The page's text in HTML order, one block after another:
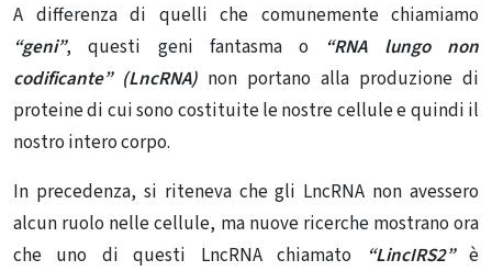
A differenza di quelli che comunemente chiamiamo
“geni”, questi geni fantasma o “RNA lungo non
codificante” (LncRNA) non portano alla produzione di
proteine ​​di cui sono costituite le nostre cellule e quindi il
nostro intero corpo.
In precedenza, si riteneva che gli LncRNA non avessero
alcun ruolo nelle cellule, ma nuove ricerche mostrano ora
che uno di questi LncRNA chiamato
“LincIRS2” è